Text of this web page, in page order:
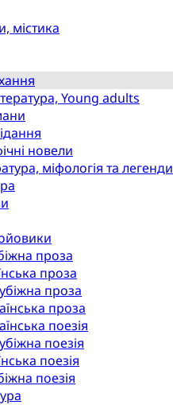
містика
Young adults
новели
міфологія та легенди
проза
проза
проза
проза
поезія
поезія
поезія
поезія